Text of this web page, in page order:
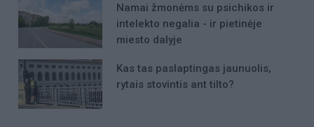
Namai žmonėms su psichikos ir
intelekto negalia - ir pietinėje
miesto dalyje
Kas tas paslaptingas jaunuolis,
rytais stovintis ant tilto?